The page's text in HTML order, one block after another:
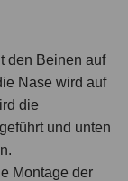
den Beinen auf
Nase wird auf
die
und unten
Montage der